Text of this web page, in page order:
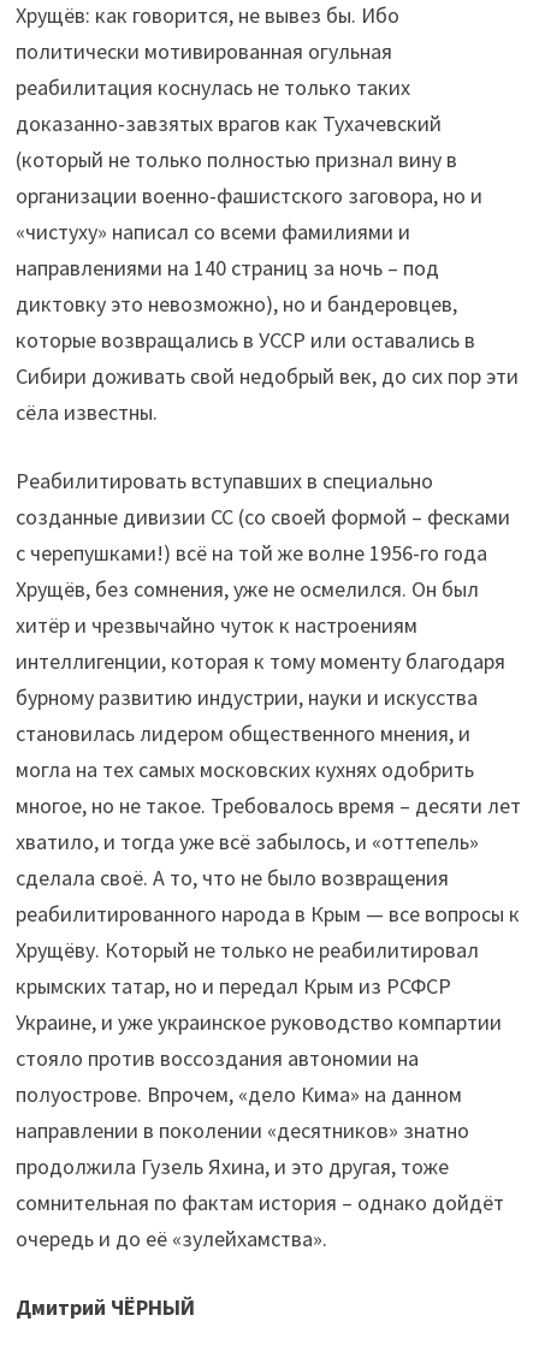
Хрущёв: как говорится, не вывез бы. Ибо
политически мотивированная огульная
реабилитация коснулась не только таких
доказанно-завзятых врагов как Тухачевский
(который не только полностью признал вину в
организации военно-фашистского заговора, но и
«чистуху» написал со всеми фамилиями и
направлениями на 140 страниц за ночь – под
диктовку это невозможно), но и бандеровцев,
которые возвращались в УССР или оставались в
Сибири доживать свой недобрый век, до сих пор эти
сёла известны.
Реабилитировать вступавших в специально
созданные дивизии СС (со своей формой – фесками
с черепушками!) всё на той же волне 1956-го года
Хрущёв, без сомнения, уже не осмелился. Он был
хитёр и чрезвычайно чуток к настроениям
интеллигенции, которая к тому моменту благодаря
бурному развитию индустрии, науки и искусства
становилась лидером общественного мнения, и
могла на тех самых московских кухнях одобрить
многое, но не такое. Требовалось время – десяти лет
хватило, и тогда уже всё забылось, и «оттепель»
сделала своё. А то, что не было возвращения
реабилитированного народа в Крым — все вопросы к
Хрущёву. Который не только не реабилитировал
крымских татар, но и передал Крым из РСФСР
Украине, и уже украинское руководство компартии
стояло против воссоздания автономии на
полуострове. Впрочем, «дело Кима» на данном
направлении в поколении «десятников» знатно
продолжила Гузель Яхина, и это другая, тоже
сомнительная по фактам история – однако дойдёт
очередь и до её «зулейхамства».
Дмитрий ЧЁРНЫЙ